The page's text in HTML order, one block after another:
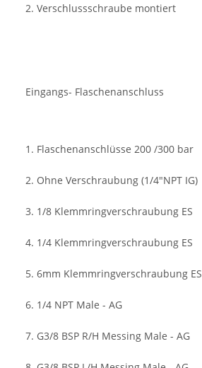
2. Verschlussschraube montiert
Eingangs- Flaschenanschluss
1. Flaschenanschlüsse 200 /300 bar
2. Ohne Verschraubung (1/4"NPT IG)
3. 1/8 Klemmringverschraubung ES
4. 1/4 Klemmringverschraubung ES
5. 6mm Klemmringverschraubung ES
6. 1/4 NPT Male - AG
7. G3/8 BSP R/H Messing Male - AG